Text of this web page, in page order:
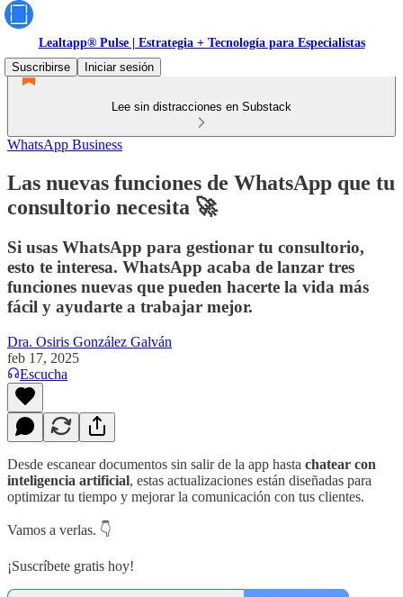
Lealtapp® Pulse | Estrategia + Tecnología para Especialistas
Suscribirse
Iniciar sesión
Lee sin distracciones en Substack
WhatsApp Business
Las nuevas funciones de WhatsApp que tu
consultorio necesita 🚀
Si usas WhatsApp para gestionar tu consultorio,
esto te interesa. WhatsApp acaba de lanzar tres
funciones nuevas que pueden hacerte la vida más
fácil y ayudarte a trabajar mejor.
Dra. Osiris González Galván
feb 17, 2025
Escucha
Desde escanear documentos sin salir de la app hasta chatear con
inteligencia artificial, estas actualizaciones están diseñadas para
optimizar tu tiempo y mejorar la comunicación con tus clientes.
Vamos a verlas. 👇
¡Suscríbete gratis hoy!